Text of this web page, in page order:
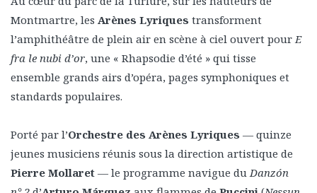
Montmartre, les Arènes Lyriques transforment
l’amphithéâtre de plein air en scène à ciel ouvert pourE
fra le nubi d’or, une « Rhapsodie d’été » qui tisse
ensemble grands airs d’opéra, pages symphoniques et
standards populaires.
Porté par l’Orchestre des Arènes Lyriques — quinze
jeunes musiciens réunis sous la direction artistique de
Pierre Mollaret — le programme navigue duDanzón